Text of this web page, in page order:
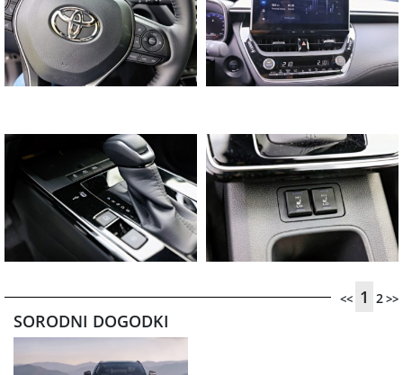
<< 1 2>>
SORODNI DOGODKI